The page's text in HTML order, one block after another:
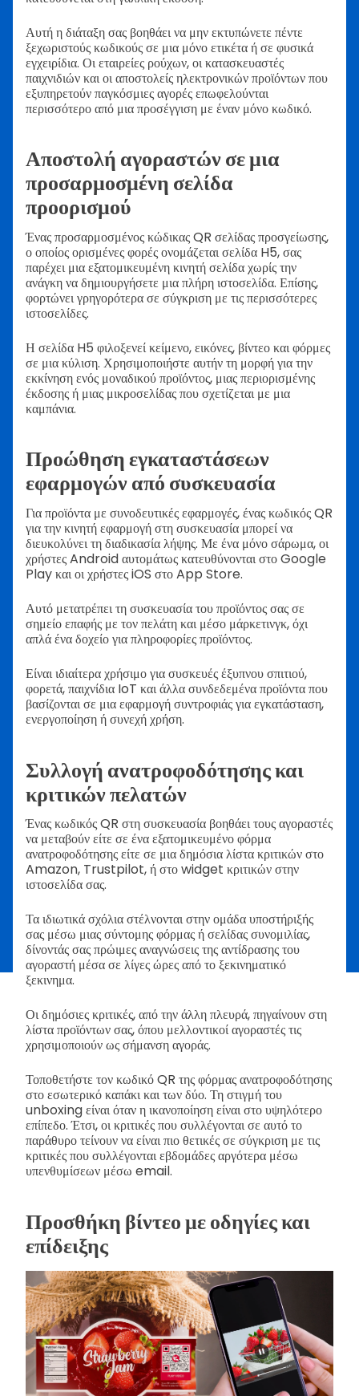
Αυτή η διάταξη σας βοηθάει να μην εκτυπώνετε πέντε
ξεχωριστούς κωδικούς σε μια μόνο ετικέτα ή σε φυσικά
εγχειρίδια. Οι εταιρείες ρούχων, οι κατασκευαστές
παιχνιδιών και οι αποστολείς ηλεκτρονικών προϊόντων που
εξυπηρετούν παγκόσμιες αγορές επωφελούνται
περισσότερο από μια προσέγγιση με έναν μόνο κωδικό.
Αποστολή αγοραστών σε μια
προσαρμοσμένη σελίδα
προορισμού
Ένας προσαρμοσμένος κώδικας QR σελίδας προσγείωσης,
ο οποίος ορισμένες φορές ονομάζεται σελίδα H5, σας
παρέχει μια εξατομικευμένη κινητή σελίδα χωρίς την
ανάγκη να δημιουργήσετε μια πλήρη ιστοσελίδα. Επίσης,
φορτώνει γρηγορότερα σε σύγκριση με τις περισσότερες
ιστοσελίδες.
Η σελίδα H5 φιλοξενεί κείμενο, εικόνες, βίντεο και φόρμες
σε μια κύλιση. Χρησιμοποιήστε αυτήν τη μορφή για την
εκκίνηση ενός μοναδικού προϊόντος, μιας περιορισμένης
έκδοσης ή μιας μικροσελίδας που σχετίζεται με μια
καμπάνια.
Προώθηση εγκαταστάσεων
εφαρμογών από συσκευασία
Για προϊόντα με συνοδευτικές εφαρμογές, ένας κωδικός QR
για την κινητή εφαρμογή στη συσκευασία μπορεί να
διευκολύνει τη διαδικασία λήψης. Με ένα μόνο σάρωμα, οι
χρήστες Android αυτομάτως κατευθύνονται στο Google
Play και οι χρήστες iOS στο App Store.
Αυτό μετατρέπει τη συσκευασία του προϊόντος σας σε
σημείο επαφής με τον πελάτη και μέσο μάρκετινγκ, όχι
απλά ένα δοχείο για πληροφορίες προϊόντος.
Είναι ιδιαίτερα χρήσιμο για συσκευές έξυπνου σπιτιού,
φορετά, παιχνίδια IoT και άλλα συνδεδεμένα προϊόντα που
βασίζονται σε μια εφαρμογή συντροφιάς για εγκατάσταση,
ενεργοποίηση ή συνεχή χρήση.
Συλλογή ανατροφοδότησης και
κριτικών πελατών
Ένας κωδικός QR στη συσκευασία βοηθάει τους αγοραστές
να μεταβούν είτε σε ένα εξατομικευμένο φόρμα
ανατροφοδότησης είτε σε μια δημόσια λίστα κριτικών στο
Amazon, Trustpilot, ή στο widget κριτικών στην
ιστοσελίδα σας.
Τα ιδιωτικά σχόλια στέλνονται στην ομάδα υποστήριξής
σας μέσω μιας σύντομης φόρμας ή σελίδας συνομιλίας,
δίνοντάς σας πρώιμες αναγνώσεις της αντίδρασης του
αγοραστή μέσα σε λίγες ώρες από το ξεκινηματικό
ξεκινημα.
Οι δημόσιες κριτικές, από την άλλη πλευρά, πηγαίνουν στη
λίστα προϊόντων σας, όπου μελλοντικοί αγοραστές τις
χρησιμοποιούν ως σήμανση αγοράς.
Τοποθετήστε τον κωδικό QR της φόρμας ανατροφοδότησης
στο εσωτερικό καπάκι και των δύο. Τη στιγμή του
unboxing είναι όταν η ικανοποίηση είναι στο υψηλότερο
επίπεδο. Έτσι, οι κριτικές που συλλέγονται σε αυτό το
παράθυρο τείνουν να είναι πιο θετικές σε σύγκριση με τις
κριτικές που συλλέγονται εβδομάδες αργότερα μέσω
υπενθυμίσεων μέσω email.
Προσθήκη βίντεο με οδηγίες και
επίδειξης